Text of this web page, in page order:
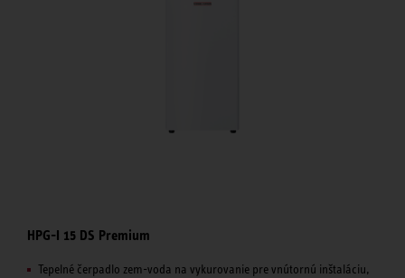
HPG-I 15 DS Premium
Tepelné čerpadlo zem-voda na vykurovanie pre vnútornú inštaláciu,